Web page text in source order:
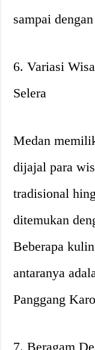
sampai
6. Variasi
Selera
Medan
dijajal para
tradisional
ditemukan
Beberapa
antaranya
Panggang
7. Beragam